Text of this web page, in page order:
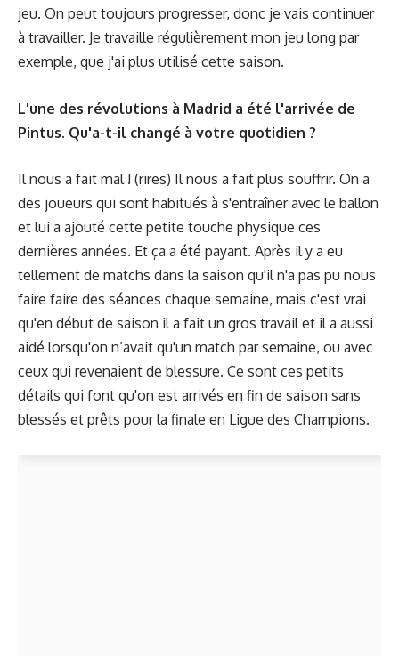
jeu. On peut toujours progresser, donc je vais continuer
à travailler. Je travaille régulièrement mon jeu long par
exemple, que j'ai plus utilisé cette saison.
L'une des révolutions à Madrid a été l'arrivée de
Pintus. Qu'a-t-il changé à votre quotidien ?
Il nous a fait mal ! (rires) Il nous a fait plus souffrir. On a
des joueurs qui sont habitués à s'entraîner avec le ballon
et lui a ajouté cette petite touche physique ces
dernières années. Et ça a été payant. Après il y a eu
tellement de matchs dans la saison qu'il n'a pas pu nous
faire faire des séances chaque semaine, mais c'est vrai
qu'en début de saison il a fait un gros travail et il a aussi
aidé lorsqu'on n’avait qu'un match par semaine, ou avec
ceux qui revenaient de blessure. Ce sont ces petits
détails qui font qu'on est arrivés en fin de saison sans
blessés et prêts pour la finale en Ligue des Champions.